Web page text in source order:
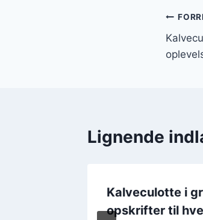
Lignende
Kalveculotte i
opskrifter til